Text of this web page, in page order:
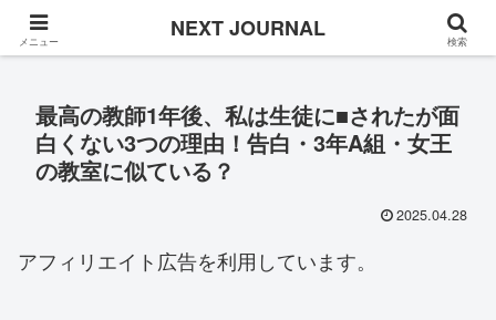
Once in a while
最高の教師1年後、私は生徒に■されたが面
白くない3つの理由！告白・3年A組・女王
の教室に似ている？
2025.04.28
アフィリエイト広告を利用しています。
メニュー NEXT JOURNAL 検索